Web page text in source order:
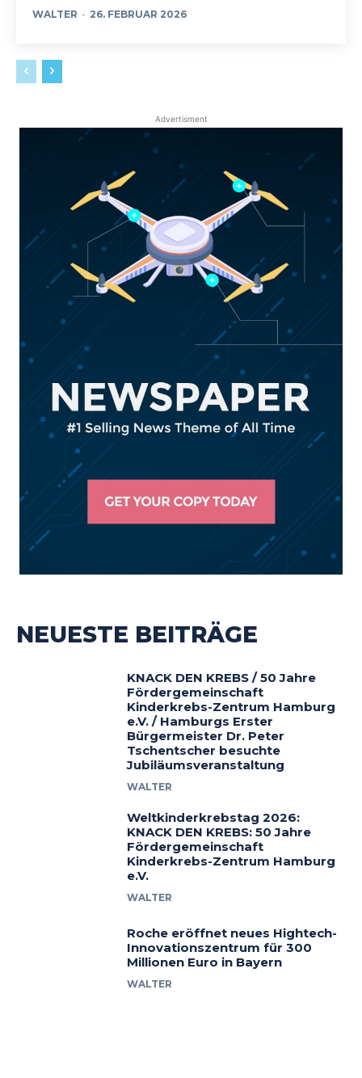
WALTER - 26. FEBRUAR 2026
Advertisment
NEUESTE BEITRÄGE
KNACK DEN KREBS / 50 Jahre
Fördergemeinschaft
Kinderkrebs-Zentrum Hamburg
e.V. / Hamburgs Erster
Bürgermeister Dr. Peter
Tschentscher besuchte
Jubiläumsveranstaltung
WALTER
Weltkinderkrebstag 2026:
KNACK DEN KREBS: 50 Jahre
Fördergemeinschaft
Kinderkrebs-Zentrum Hamburg
e.V.
WALTER
Roche eröffnet neues Hightech-
Innovationszentrum für 300
Millionen Euro in Bayern
WALTER